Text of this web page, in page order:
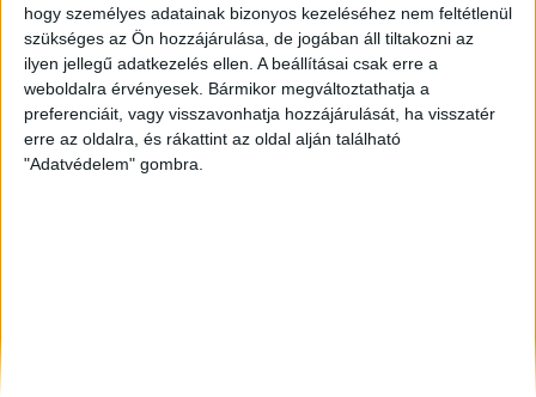
hogy személyes adatainak bizonyos kezeléséhez nem feltétlenül
szükséges az Ön hozzájárulása, de jogában áll tiltakozni az
ilyen jellegű adatkezelés ellen. A beállításai csak erre a
weboldalra érvényesek. Bármikor megváltoztathatja a
preferenciáit, vagy visszavonhatja hozzájárulását, ha visszatér
erre az oldalra, és rákattint az oldal alján található
"Adatvédelem" gombra.